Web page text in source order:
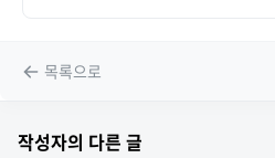
목록으로
작성자의 다른 글